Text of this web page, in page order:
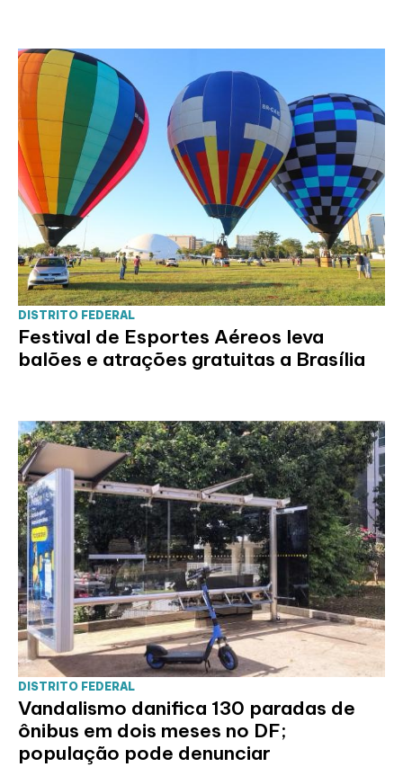
DISTRITO FEDERAL
Festival de Esportes Aéreos leva
balões e atrações gratuitas a Brasília
DISTRITO FEDERAL
Vandalismo danifica 130 paradas de
ônibus em dois meses no DF;
população pode denunciar